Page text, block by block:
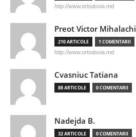
http://www.ortodoxia.md
Preot Victor Mihalachi
210 ARTICOLE 1 COMENTARII
http://www.ortodoxia.md
Cvasniuc Tatiana
88 ARTICOLE 0 COMENTARII
Nadejda B.
32 ARTICOLE 0 COMENTARII